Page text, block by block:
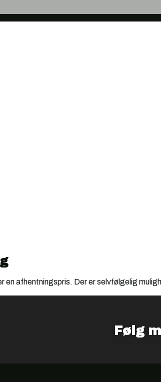
en afhentningspris. Der er selvfølgelig
Følg